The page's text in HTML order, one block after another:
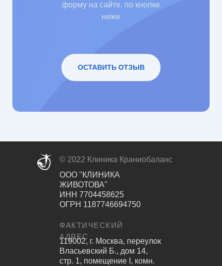
форму на сайте, по кнопке
ниже
ОСТАВИТЬ ОТЗЫВ
© 2022 Клиника Краниобаланс
ООО "КЛИНИКА
ЖИВОТОВА"
ИНН 7704458625
ОГРН 1187746694750
119002, г. Москва, переулок
Власьевский Б., дом 14,
стр. 1, помещение I, комн.
ФАКТИЧЕСКИЙ
АДРЕС